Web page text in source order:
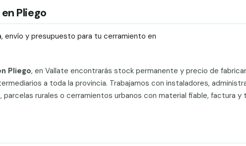
Pliego
envío y presupuesto para tu cerramiento en
Pliego, en Vallate encontrarás stock permanente y precio de
a toda la provincia. Trabajamos con instaladores,
rurales o cerramientos urbanos con material fiable, factura y